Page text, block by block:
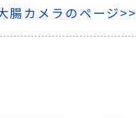
腸カメラのページ>>